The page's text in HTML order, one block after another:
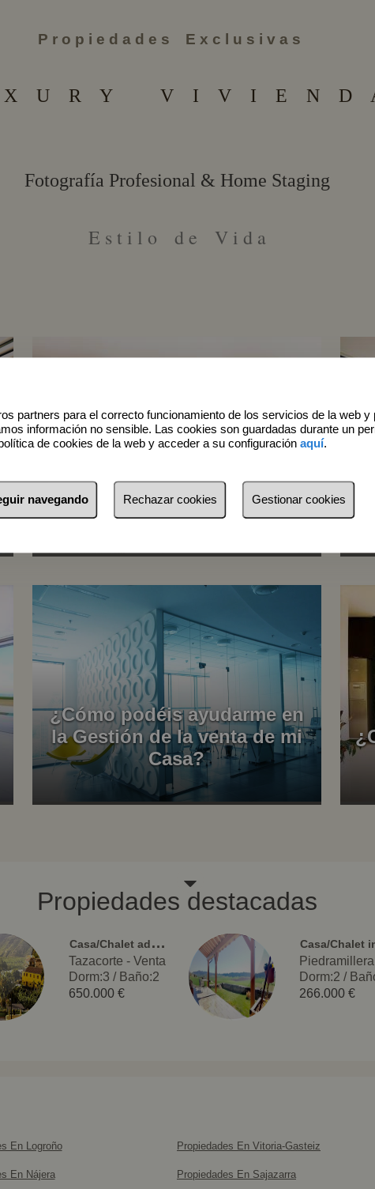
P r o p i e d a d e s E x c l u s i v a s
X U R Y V I V I E N D
Fotografía Profesional & Home Staging
E s t i l o d e V i d a
Nuestras Viviendas
¿Cómo podéis ayudarme en
la Gestión de la venta de mi
Casa?
Propiedades destacadas
C
asa/Chalet adosado
Tazacorte - Venta
Dorm:3 / Baño:2
650.000 €
Dorm:2 /
266.000 €
En Logroño Propiedades En Vitoria-Gasteiz
En Nájera Propiedades En Sajazarra
partners para el correcto funcionamiento de los servicios de la web y
información no sensible. Las cookies son guardadas durante un
de cookies de la web y acceder a su configuración aquí.
navegando Rechazar cookies Gestionar cookies